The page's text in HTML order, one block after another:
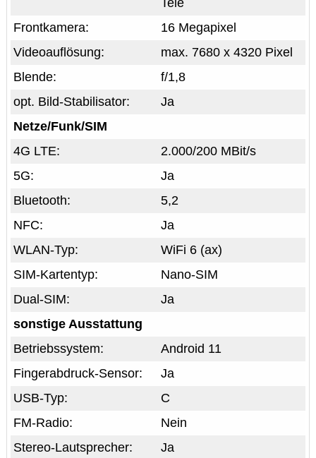
16 Megapixel
Frontkamera:
max. 7680 x 4320 Pixel
Videoauflösung:
f/1,8
Blende:
Ja
opt. Bild-Stabilisator:
Netze/Funk/SIM
2.000/200 MBit/s
4G LTE:
Ja
5G:
5,2
Bluetooth:
Ja
NFC:
WiFi 6 (ax)
WLAN-Typ:
Nano-SIM
SIM-Kartentyp:
Ja
Dual-SIM:
sonstige Ausstattung
Android 11
Betriebssystem:
Ja
Fingerabdruck-Sensor:
C
USB-Typ:
Nein
FM-Radio:
Ja
Stereo-Lautsprecher: